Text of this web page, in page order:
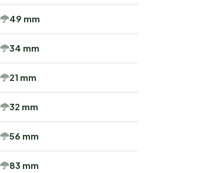
49 mm
34 mm
21 mm
32 mm
56 mm
83 mm